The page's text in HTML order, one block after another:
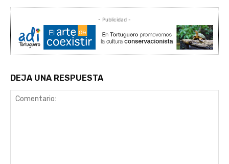
- Publicidad -
DEJA UNA RESPUESTA